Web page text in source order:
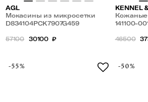
AGL
Мокасины из микросетки
D834104PCK7907G459
57100 30100 ₽
KENNEL
Кожаные
141100-
46500
-55% -50%